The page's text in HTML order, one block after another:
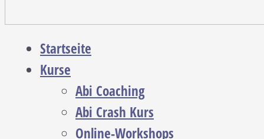
Startseite
Kurse
Abi Coaching
Abi Crash Kurs
Online-Workshops